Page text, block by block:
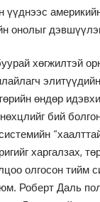
үүднээс
онолыг
хөгжилтэй
өндөр
бий
харгалзах,
олгосон тийм
Роберт Даль